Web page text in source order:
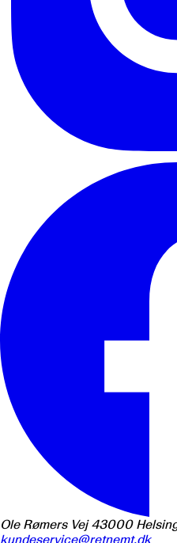
Ole Rømers Vej 43000
kundeservice@retnemt.dk